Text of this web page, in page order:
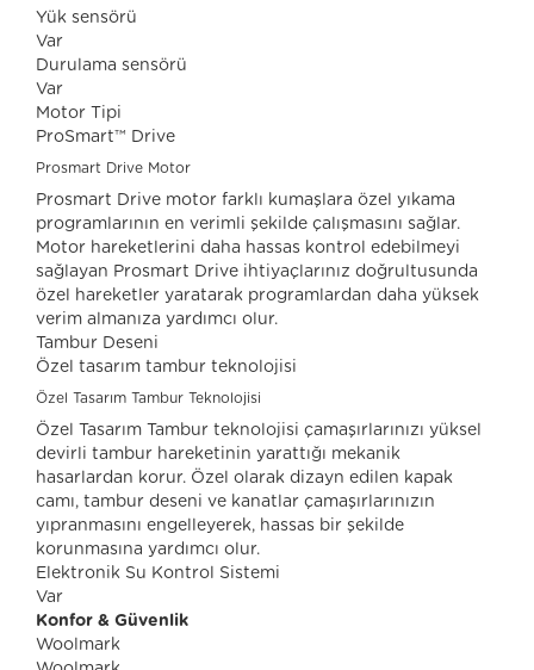
Yük sensörü
Var
Durulama sensörü
Var
Motor Tipi
ProSmart™ Drive
Prosmart Drive Motor
Prosmart Drive motor farklı kumaşlara özel yıkama
programlarının en verimli şekilde çalışmasını sağlar.
Motor hareketlerini daha hassas kontrol edebilmeyi
sağlayan Prosmart Drive ihtiyaçlarınız doğrultusunda
özel hareketler yaratarak programlardan daha yüksek
verim almanıza yardımcı olur.
Tambur Deseni
Özel tasarım tambur teknolojisi
Özel Tasarım Tambur Teknolojisi
Özel Tasarım Tambur teknolojisi çamaşırlarınızı yüksel
devirli tambur hareketinin yarattığı mekanik
hasarlardan korur. Özel olarak dizayn edilen kapak
camı, tambur deseni ve kanatlar çamaşırlarınızın
yıpranmasını engelleyerek, hassas bir şekilde
korunmasına yardımcı olur.
Elektronik Su Kontrol Sistemi
Var
Konfor & Güvenlik
Woolmark